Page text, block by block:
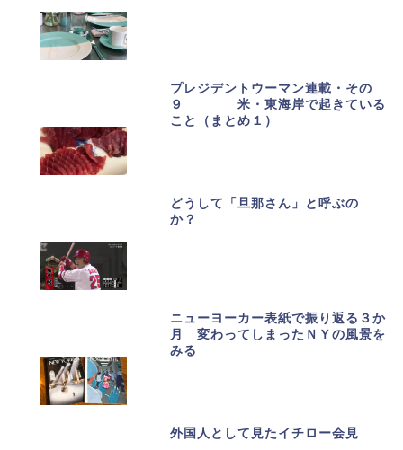
プレジデントウーマン連載・その
９ 米・東海岸で起きている
こと（まとめ１）
どうして「旦那さん」と呼ぶの
か？
ニューヨーカー表紙で振り返る３か
月 変わってしまったＮＹの風景を
みる
外国人として見たイチロー会見